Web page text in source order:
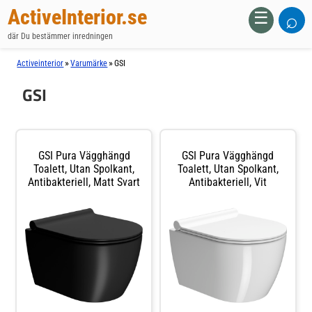
ActiveInterior.se
där Du bestämmer inredningen
☰ ⌕
Activeinterior »Varumärke »GSI
GSI
GSI Pura Vägghängd
Toalett, Utan Spolkant,
Antibakteriell, Matt Svart
GSI Pura Vägghängd
Toalett, Utan Spolkant,
Antibakteriell, Vit